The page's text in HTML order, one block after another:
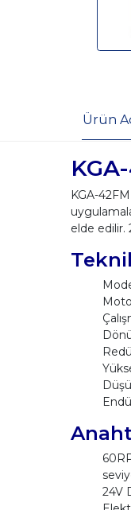
Ürün
KGA-
elde edilir.
24V